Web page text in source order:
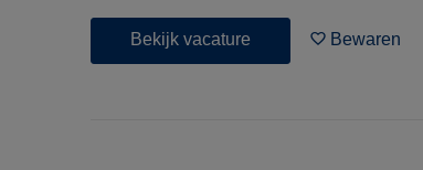
Bekijk vacature Bewaren